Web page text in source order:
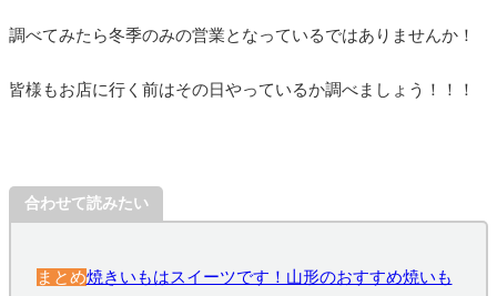
調べてみたら冬季のみの営業となっているではありませんか！
皆様もお店に行く前はその日やっているか調べましょう！！！
合わせて読みたい
まとめ焼きいもはスイーツです！山形のおすすめ焼いも